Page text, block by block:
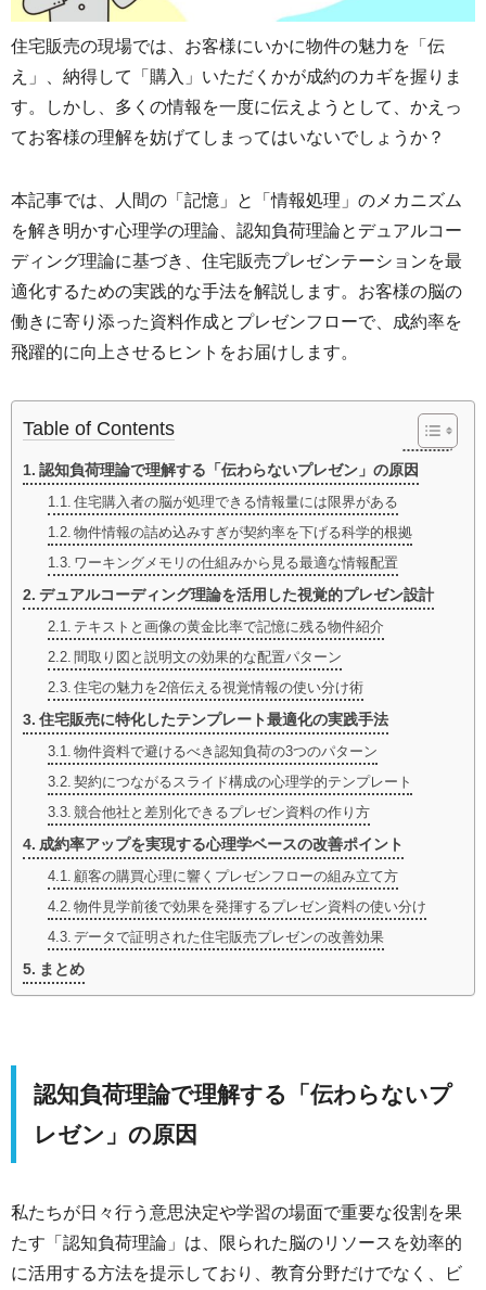
住宅販売の現場では、お客様にいかに物件の魅力を「伝
え」、納得して「購入」いただくかが成約のカギを握りま
す。しかし、多くの情報を一度に伝えようとして、かえっ
てお客様の理解を妨げてしまってはいないでしょうか？
本記事では、人間の「記憶」と「情報処理」のメカニズム
を解き明かす心理学の理論、認知負荷理論とデュアルコー
ディング理論に基づき、住宅販売プレゼンテーションを最
適化するための実践的な手法を解説します。お客様の脳の
働きに寄り添った資料作成とプレゼンフローで、成約率を
飛躍的に向上させるヒントをお届けします。
Table of Contents
認知負荷理論で理解する「伝わらないプレゼン」の原因
住宅購入者の脳が処理できる情報量には限界がある
物件情報の詰め込みすぎが契約率を下げる科学的根拠
ワーキングメモリの仕組みから見る最適な情報配置
デュアルコーディング理論を活用した視覚的プレゼン設計
テキストと画像の黄金比率で記憶に残る物件紹介
間取り図と説明文の効果的な配置パターン
住宅の魅力を2倍伝える視覚情報の使い分け術
住宅販売に特化したテンプレート最適化の実践手法
物件資料で避けるべき認知負荷の3つのパターン
契約につながるスライド構成の心理学的テンプレート
競合他社と差別化できるプレゼン資料の作り方
成約率アップを実現する心理学ベースの改善ポイント
顧客の購買心理に響くプレゼンフローの組み立て方
物件見学前後で効果を発揮するプレゼン資料の使い分け
データで証明された住宅販売プレゼンの改善効果
まとめ
認知負荷理論で理解する「伝わらないプ
レゼン」の原因
私たちが日々行う意思決定や学習の場面で重要な役割を果
たす「認知負荷理論」は、限られた脳のリソースを効率的
に活用する方法を提示しており、教育分野だけでなく、ビ